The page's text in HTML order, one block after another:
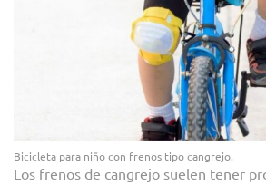
Bicicleta para niño con frenos tipo cangrejo.
Los frenos de cangrejo suelen tener